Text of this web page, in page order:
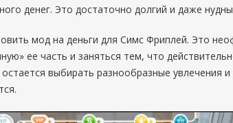
денег. Это достаточно долгий и даже
мод на деньги для Симс Фриплей. Это
ее часть и заняться тем, что
выбирать разнообразные увлечения и